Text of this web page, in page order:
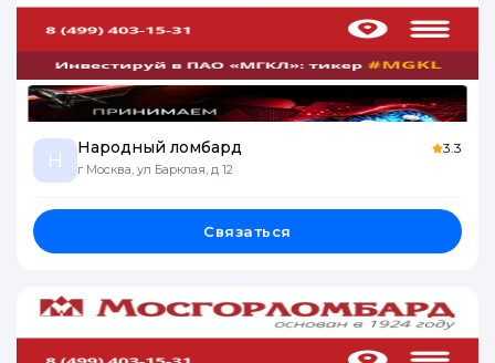
Н
Народный ломбард
г Москва, ул Барклая, д 12
3.3
Связаться